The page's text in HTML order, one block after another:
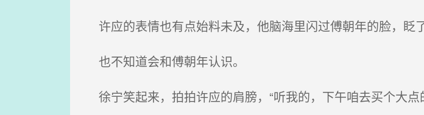
许应的表情也有点始料未及，他脑海里闪过傅朝年的脸，眨
也不知道会和傅朝年认识。
徐宁笑起来，拍拍许应的肩膀，“听我的，下午咱去买个大点